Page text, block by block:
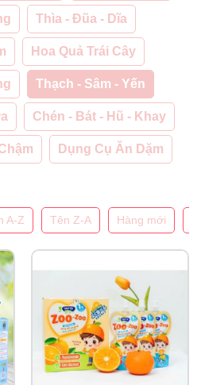
Thìa - Đũa - Dĩa
Hoa Quả Trái Cây
Thạch - Sâm - Yến
Chén - Bát - Hũ - Khay
Dụng Cụ Ăn Dặm
A-Z Tên Z-A Hàng mới